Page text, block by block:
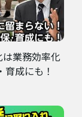
業務効率化
成にも！